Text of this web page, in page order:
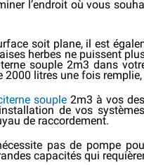
l’endroit où vous
soit plane, il est
herbes ne puissent
souple 2m3 dans
litres une fois remplie,
souple 2m3 à vos
de vos
de raccordement.
pas de pompe
capacités qui